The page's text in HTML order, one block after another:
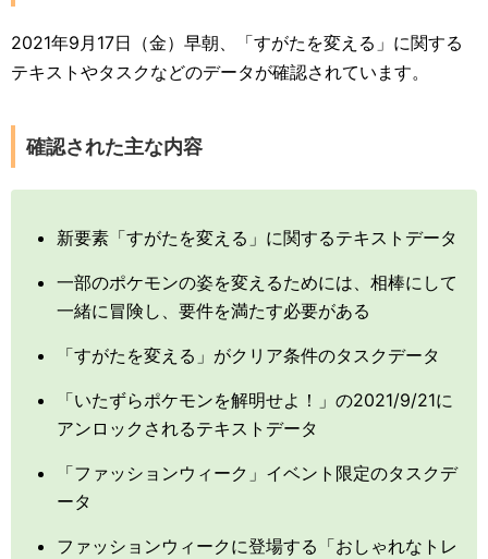
2021年9月17日（金）早朝、「すがたを変える」に関する
テキストやタスクなどのデータが確認されています。
確認された主な内容
新要素「すがたを変える」に関するテキストデータ
一部のポケモンの姿を変えるためには、相棒にして
一緒に冒険し、要件を満たす必要がある
「すがたを変える」がクリア条件のタスクデータ
「いたずらポケモンを解明せよ！」の2021/9/21に
アンロックされるテキストデータ
「ファッションウィーク」イベント限定のタスクデ
ータ
ファッションウィークに登場する「おしゃれなトレ